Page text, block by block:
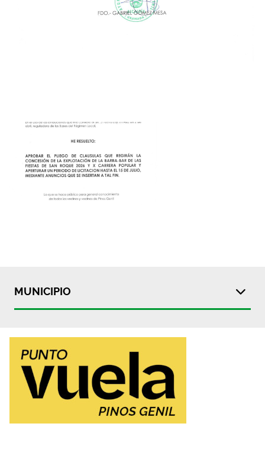
MUNICIPIO